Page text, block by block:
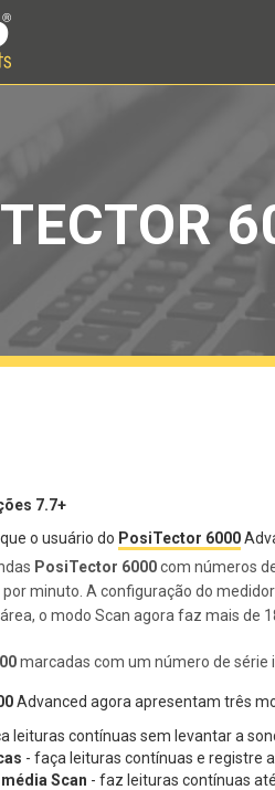
7.7+
o usuário do PosiTector 6000
PosiTector 6000com números
minuto. A configuração do
o modo Scan agora faz mais de
marcadas com um número de
Advanced agora apresentam três
leituras contínuas sem levantar a
- faça leituras contínuas e registre
Scan - faz leituras contínuas